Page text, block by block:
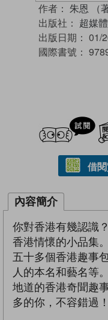
作者： 朱恩 （
出版社： 超媒體
出版日期： 01/
國際書號：
借
內容簡介
你對香港有幾認識
香港情懷的小品集。
五十多個香港趣事
人的本名和藝名等。
地道的香港奇聞趣
多的你，不容錯過！